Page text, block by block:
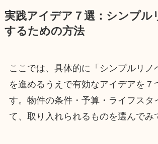
実践アイデア７選：シンプル
するための方法
ここでは、具体的に「シンプルリノ
を進めるうえで有効なアイデアを７
す。物件の条件・予算・ライフスタ
て、取り入れられるものを選んでみ